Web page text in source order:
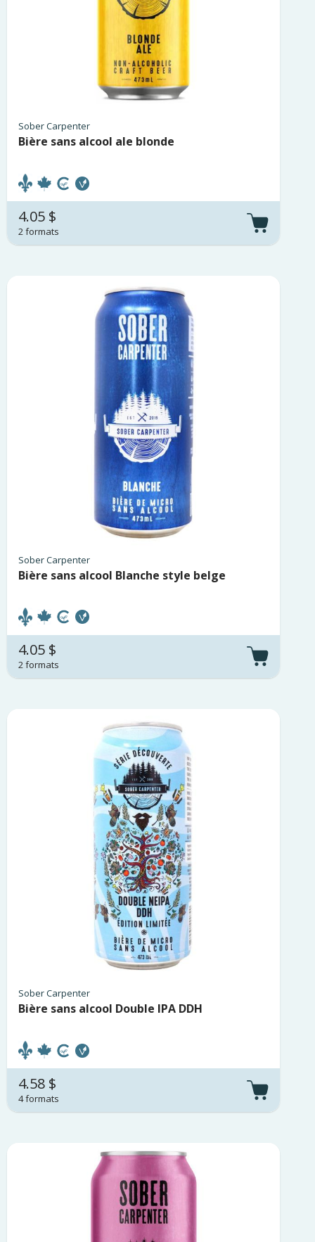
Sober Carpenter
Bière sans alcool ale blonde
4.05 $
2 formats
Sober Carpenter
Bière sans alcool Blanche style belge
4.05 $
2 formats
Sober Carpenter
Bière sans alcool Double IPA DDH
4.58 $
4 formats